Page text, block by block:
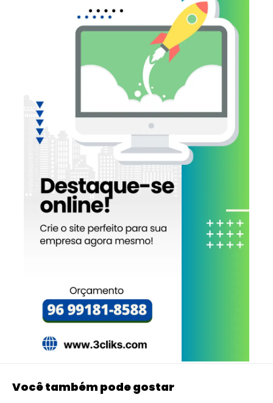
Você também pode gostar